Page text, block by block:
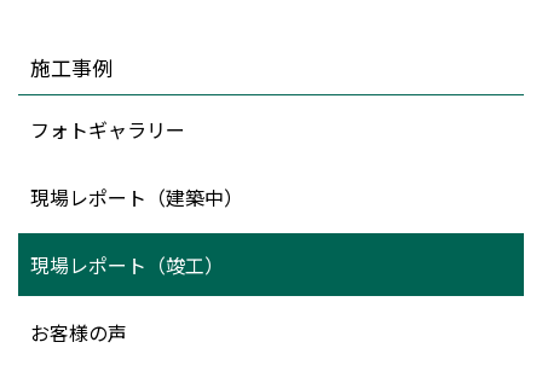
施工事例
フォトギャラリー
現場レポート（建築中）
現場レポート（竣工）
お客様の声